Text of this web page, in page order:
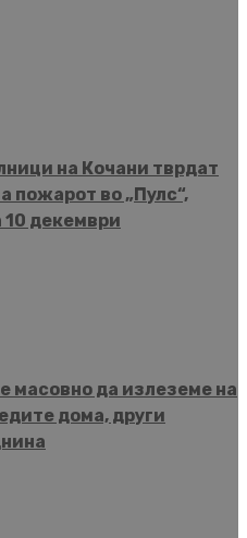
на Кочани тврдат
пожарот во „Пулс“,
декември
масовно да излеземе на
дома, други